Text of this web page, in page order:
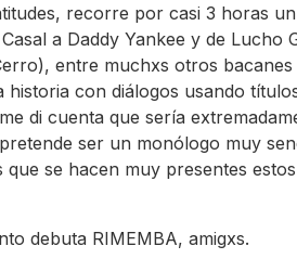
recorre por casi 3 horas
a Daddy Yankee y de Lucho
entre muchxs otros bacanes
historia con diálogos usando
di cuenta que sería
ser un monólogo muy
se hacen muy presentes estos
debuta RIMEMBA, amigxs.